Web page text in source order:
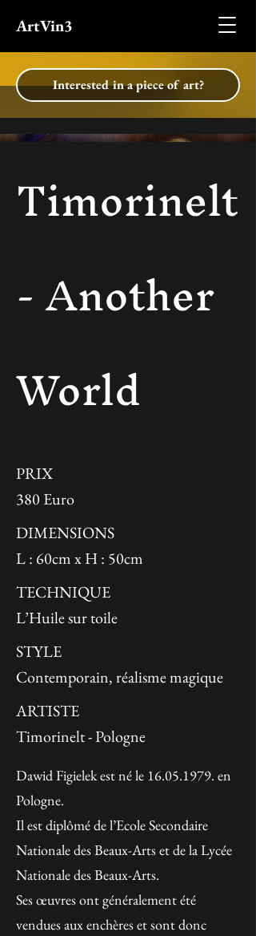
ArtVin3
Interested in a piece of art?
Timorinelt
- Another
World
PRIX
380 Euro
DIMENSIONS
L : 60cm x H : 50cm
TECHNIQUE
L’Huile sur toile
STYLE
Contemporain, réalisme magique
ARTISTE
Timorinelt - Pologne
Dawid Figielek est né le 16.05.1979. en
Pologne.
Il est diplômé de l’Ecole Secondaire
Nationale des Beaux-Arts et de la Lycée
Nationale des Beaux-Arts.
Ses œuvres ont généralement été
vendues aux enchères et sont donc